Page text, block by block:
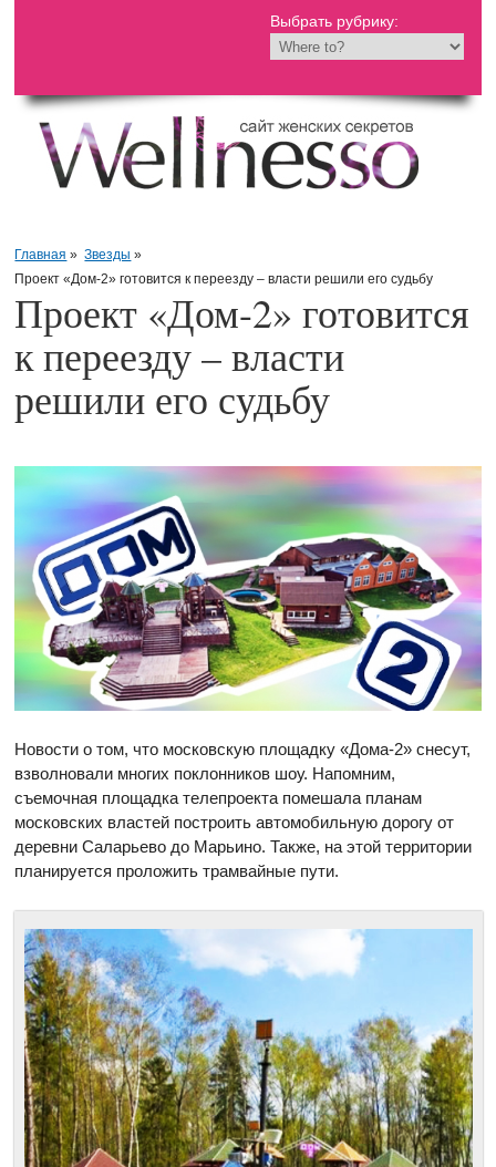
Выбрать рубрику:
Главная » Звезды »
Проект «Дом-2» готовится к переезду – власти решили его судьбу
Проект «Дом-2» готовится
к переезду – власти
решили его судьбу
Новости о том, что московскую площадку «Дома-2» снесут,
взволновали многих поклонников шоу. Напомним,
съемочная площадка телепроекта помешала планам
московских властей построить автомобильную дорогу от
деревни Саларьево до Марьино. Также, на этой территории
планируется проложить трамвайные пути.